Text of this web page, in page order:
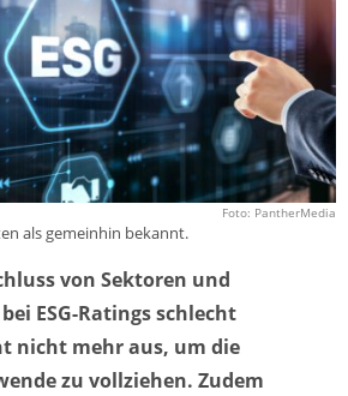
Foto: PantherMedia
als gemeinhin bekannt.
von Sektoren und
ESG-Ratings schlecht
nicht mehr aus, um die
zu vollziehen. Zudem